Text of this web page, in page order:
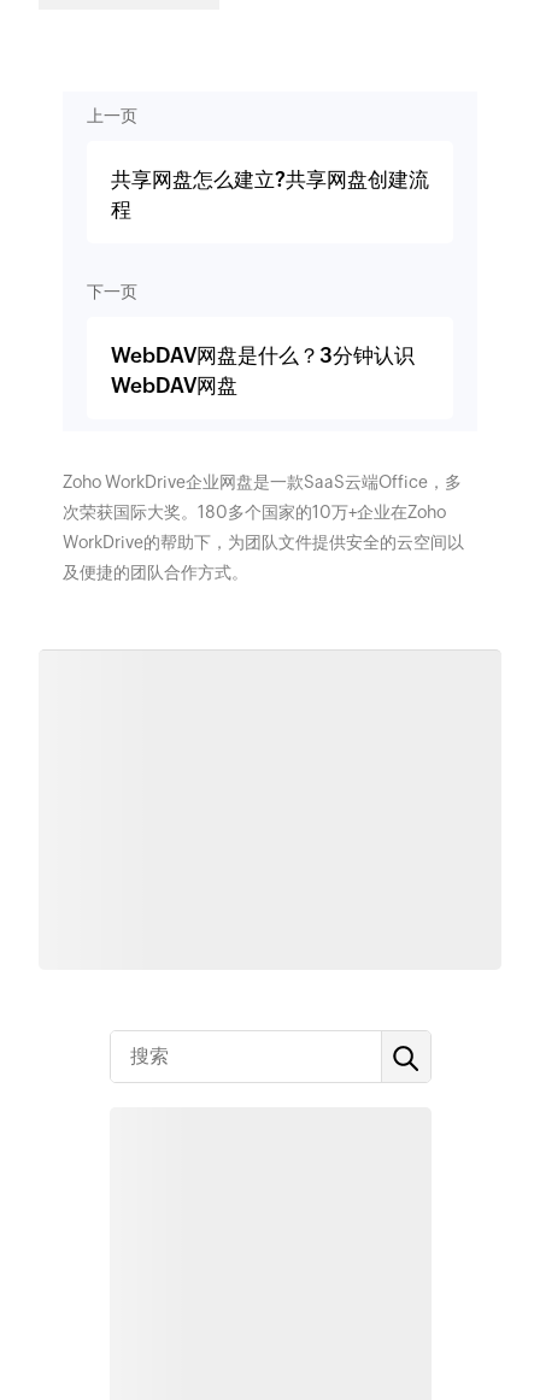
上一页
共享网盘怎么建立?共享网盘创建流
程
下一页
WebDAV网盘是什么？3分钟认识
WebDAV网盘
Zoho WorkDrive企业网盘是一款SaaS云端Office，多
次荣获国际大奖。180多个国家的10万+企业在Zoho
WorkDrive的帮助下，为团队文件提供安全的云空间以
及便捷的团队合作方式。